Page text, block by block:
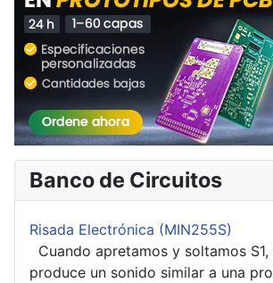
Banco de Circuitos
Risada Electrónica (MIN255S)
Cuando apretamos y soltamos
produce un sonido similar a una